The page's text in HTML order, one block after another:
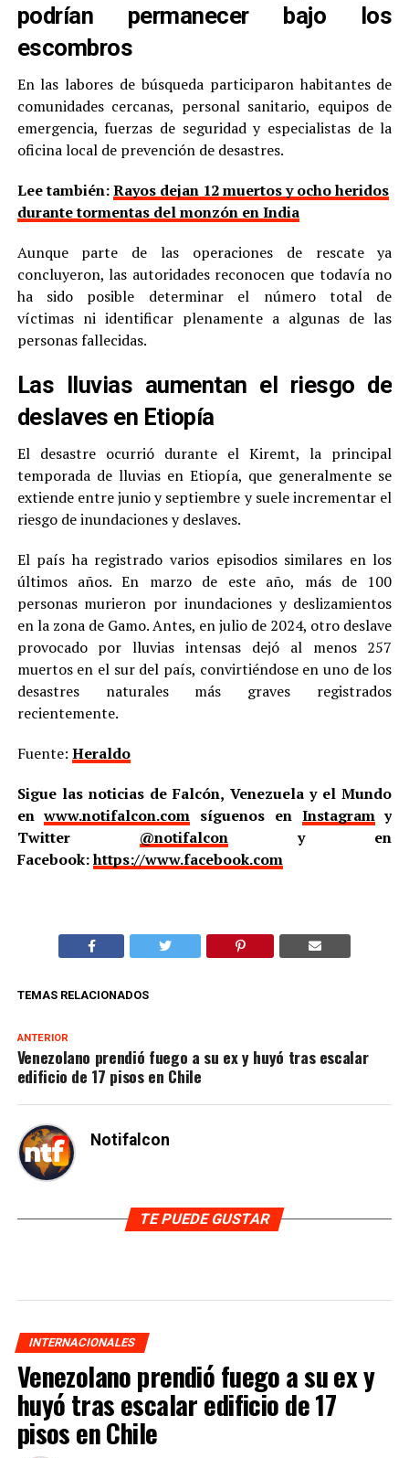
podrían permanecer bajo los
escombros
En las labores de búsqueda participaron habitantes de
comunidades cercanas, personal sanitario, equipos de
emergencia, fuerzas de seguridad y especialistas de la
oficina local de prevención de desastres.
Lee también:Rayos dejan 12 muertos y ocho heridos
durante tormentas del monzón en India
Aunque parte de las operaciones de rescate ya
concluyeron, las autoridades reconocen que todavía no
ha sido posible determinar el número total de
víctimas ni identificar plenamente a algunas de las
personas fallecidas.
Las lluvias aumentan el riesgo de
deslaves en Etiopía
El desastre ocurrió durante el Kiremt, la principal
temporada de lluvias en Etiopía, que generalmente se
extiende entre junio y septiembre y suele incrementar el
riesgo de inundaciones y deslaves.
El país ha registrado varios episodios similares en los
últimos años. En marzo de este año, más de 100
personas murieron por inundaciones y deslizamientos
en la zona de Gamo. Antes, en julio de 2024, otro deslave
provocado por lluvias intensas dejó al menos 257
muertos en el sur del país, convirtiéndose en uno de los
desastres naturales más graves registrados
recientemente.
Fuente: Heraldo
Sigue las noticias de Falcón, Venezuela y el Mundo
enwww.notifalcon.com síguenos en Instagramy
Twitter @notifalcony en
Facebook:https://www.facebook.com
TEMAS RELACIONADOS
ANTERIOR
Venezolano prendió fuego a su ex y huyó tras escalar
edificio de 17 pisos en Chile
Notifalcon
TE PUEDE GUSTAR
INTERNACIONALES
Venezolano prendió fuego a su ex y
huyó tras escalar edificio de 17
pisos en Chile